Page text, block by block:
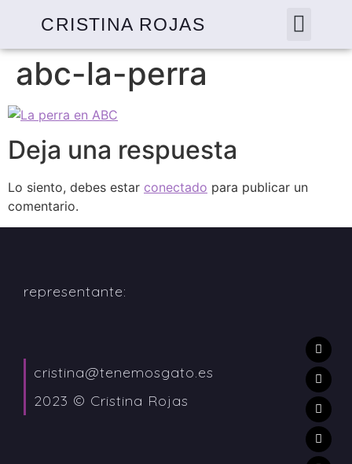
CRISTINA ROJAS
abc-la-perra
Deja una respuesta
Lo siento, debes estar conectado para publicar un
comentario.
representante:
cristina@tenemosgato.es
2023 © Cristina Rojas